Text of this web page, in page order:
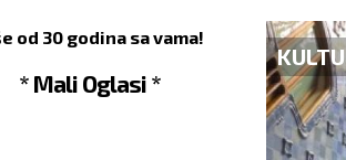
od 30 godina sa vama!
* Mali Oglasi *